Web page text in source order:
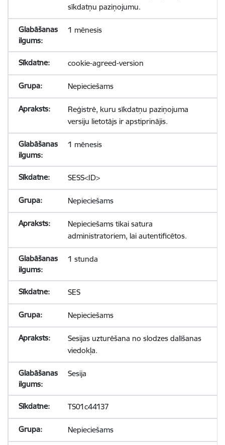
sīkdatņu paziņojumu.
1 mēnesis
cookie-agreed-version
Nepieciešams
Reģistrē, kuru sīkdatņu paziņojuma
versiju lietotājs ir apstiprinājis.
1 mēnesis
SESS<ID>
Nepieciešams
Nepieciešams tikai satura
administratoriem, lai autentificētos.
1 stunda
SES
Nepieciešams
Sesijas uzturēšana no slodzes dalīšanas
viedokļa.
Sesija
TS01c44137
Nepieciešams